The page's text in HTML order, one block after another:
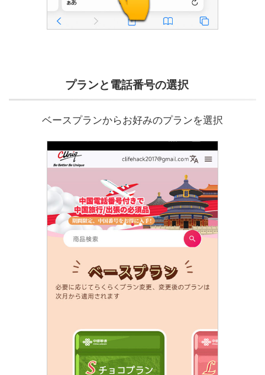
プランと電話番号の選択
ベースプランからお好みのプランを選択